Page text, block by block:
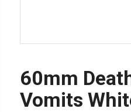
60mm
Vomits